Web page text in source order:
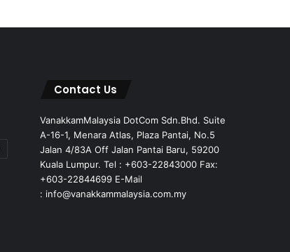
Contact Us
VanakkamMalaysia DotCom Sdn.Bhd. Suite
A-16-1, Menara Atlas, Plaza Pantai, No.5
Jalan 4/83A Off Jalan Pantai Baru, 59200
Kuala Lumpur. Tel : +603-22843000 Fax:
+603-22844699 E-Mail
: info@vanakkammalaysia.com.my